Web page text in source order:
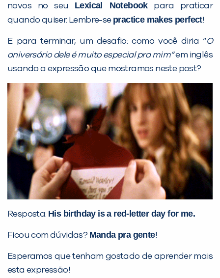
novos no seu Lexical Notebookpara praticar
quando quiser. Lembre-se practice makes perfect!
E para terminar, um desafio: como você diria “O
aniversário dele é muito especial pra mim”em inglês
usando a expressão que mostramos neste post?
Resposta: His birthday is a red-letter day for me.
Ficou com dúvidas? Manda pra gente!
Esperamos que tenham gostado de aprender mais
esta expressão!